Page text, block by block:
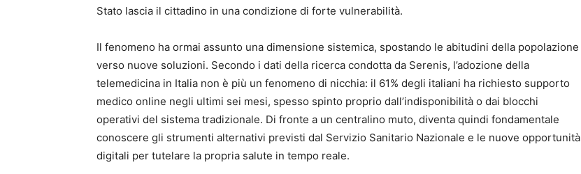
Stato lascia il cittadino in una condizione di forte vulnerabilità.
Il fenomeno ha ormai assunto una dimensione sistemica, spostando le abitudini della popolazione
verso nuove soluzioni. Secondo i dati della ricerca condotta da Serenis, l’adozione della
telemedicina in Italia non è più un fenomeno di nicchia: il 61% degli italiani ha richiesto supporto
medico online negli ultimi sei mesi, spesso spinto proprio dall’indisponibilità o dai blocchi
operativi del sistema tradizionale. Di fronte a un centralino muto, diventa quindi fondamentale
conoscere gli strumenti alternativi previsti dal Servizio Sanitario Nazionale e le nuove opportunità
digitali per tutelare la propria salute in tempo reale.